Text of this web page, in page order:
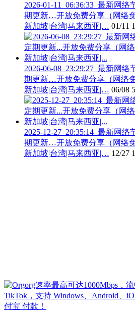
2026-01-11_06:36:33_最新网
期更新…开放免费分享（网络
新加坡|台湾|马来西亚|… 01/11
2026-06-08_23:29:27_最新网
期更新…开放免费分享（网络
新加坡|台湾|马来西亚|… 06/08
2025-12-27_20:35:14_最新网
期更新…开放免费分享（网络
新加坡|台湾|马来西亚|… 12/27